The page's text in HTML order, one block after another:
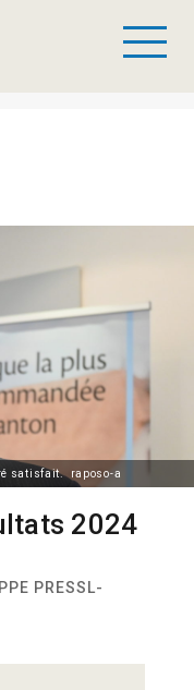
satisfait. raposo-a
2024
PRESSL-